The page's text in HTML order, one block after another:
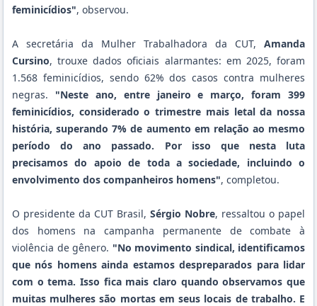
feminicídios", observou.
A secretária da Mulher Trabalhadora da CUT, Amanda
Cursino, trouxe dados oficiais alarmantes: em 2025, foram
1.568 feminicídios, sendo 62% dos casos contra mulheres
negras. "Neste ano, entre janeiro e março, foram 399
feminicídios, considerado o trimestre mais letal da nossa
história, superando 7% de aumento em relação ao mesmo
período do ano passado. Por isso que nesta luta
precisamos do apoio de toda a sociedade, incluindo o
envolvimento dos companheiros homens", completou.
O presidente da CUT Brasil, Sérgio Nobre, ressaltou o papel
dos homens na campanha permanente de combate à
violência de gênero. "No movimento sindical, identificamos
que nós homens ainda estamos despreparados para lidar
com o tema. Isso fica mais claro quando observamos que
muitas mulheres são mortas em seus locais de trabalho. E